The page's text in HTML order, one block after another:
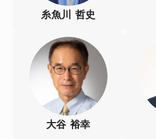
糸魚川 哲史
大谷 裕幸